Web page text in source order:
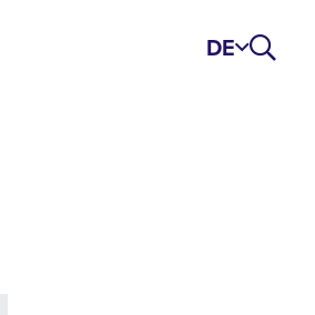
DE